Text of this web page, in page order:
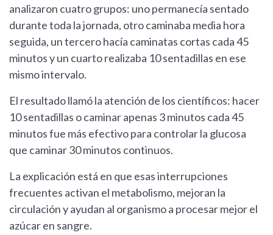
analizaron cuatro grupos: uno permanecía sentado
durante toda la jornada, otro caminaba media hora
seguida, un tercero hacía caminatas cortas cada 45
minutos y un cuarto realizaba 10 sentadillas en ese
mismo intervalo.
El resultado llamó la atención de los científicos: hacer
10 sentadillas o caminar apenas 3 minutos cada 45
minutos fue más efectivo para controlar la glucosa
que caminar 30 minutos continuos.
La explicación está en que esas interrupciones
frecuentes activan el metabolismo, mejoran la
circulación y ayudan al organismo a procesar mejor el
azúcar en sangre.